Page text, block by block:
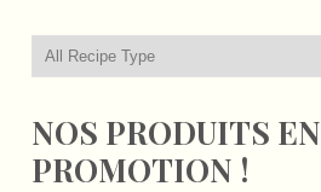
NOS PRODUITS EN
PROMOTION !